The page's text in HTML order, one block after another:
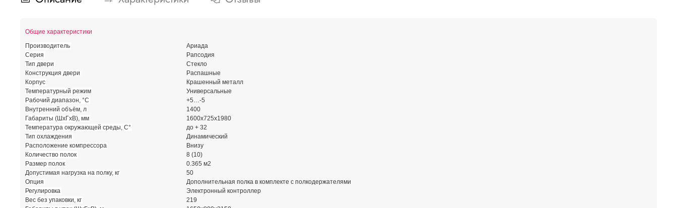
Общие характеристики
Производитель
Ариада
Серия
Рапсодия
Тип двери
Стекло
Конструкция двери
Распашные
Корпус
Крашенный металл
Температурный режим
Универсальные
Рабочий диапазон, °С
+5…-5
Внутренний объём, л
1400
Габариты (ШхГхВ), мм
1600х725х1980
Температура окружающей среды, С°
до + 32
Тип охлаждения
Динамический
Расположение компрессора
Внизу
Количество полок
8 (10)
Размер полок
0.365 м2
Допустимая нагрузка на полку, кг
50
Опция
Дополнительная полка в комплекте с полкодержателями
Регулировка
Электронный контроллер
Вес без упаковки, кг
219